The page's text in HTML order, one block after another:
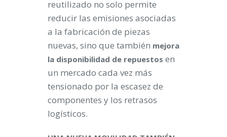
reutilizado no solo permite
reducir las emisiones asociadas
a la fabricación de piezas
nuevas, sino que también mejora
la disponibilidad de repuestos en
un mercado cada vez más
tensionado por la escasez de
componentes y los retrasos
logísticos.